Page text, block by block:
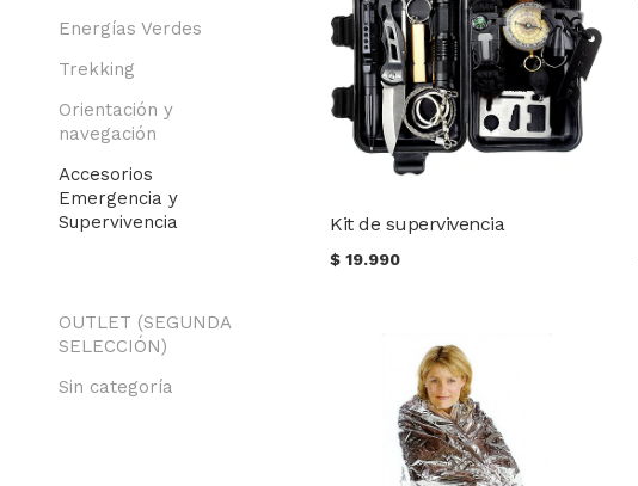
Energías Verdes
Trekking
Orientación y
navegación
Accesorios
Emergencia y
Supervivencia
OUTLET (SEGUNDA
SELECCIÓN)
Sin categoría
Kit de supervivencia
$19.990